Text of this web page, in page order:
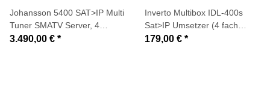
Johansson 5400 SAT>IP Multi
Tuner SMATV Server, 4
Satellite Inputs, 1 Network
3.490,00 € *
Inverto Multibox IDL-400s
Sat>IP Umsetzer (4 fach
Multi-Screen-/Airscreen-
179,00 € *